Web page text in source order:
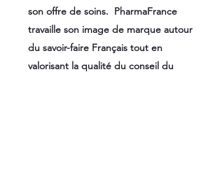
son offre de soins. PharmaFrance
travaille son image de marque autour
du savoir-faire Français tout en
valorisant la qualité du conseil du